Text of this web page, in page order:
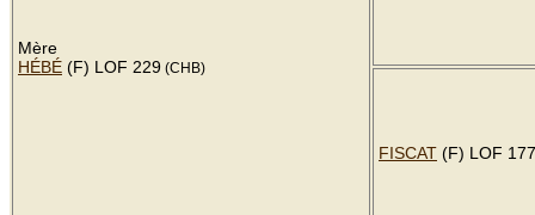
Mère
HÉBÉ (F) LOF 229 (CHB)
FISCAT (F) LOF 177